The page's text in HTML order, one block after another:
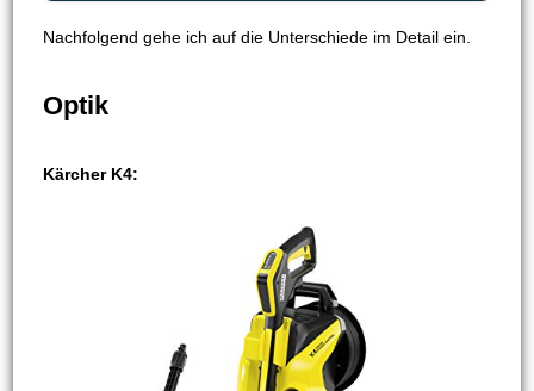
Nachfolgend gehe ich auf die Unterschiede im Detail ein.
Optik
Kärcher K4: